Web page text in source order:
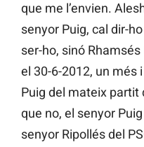
que me l’envien.
senyor Puig, cal dir-
ser-ho, sinó
el 30-6-2012, un més
Puig del mateix partit
que no, el senyor
senyor Ripollés del